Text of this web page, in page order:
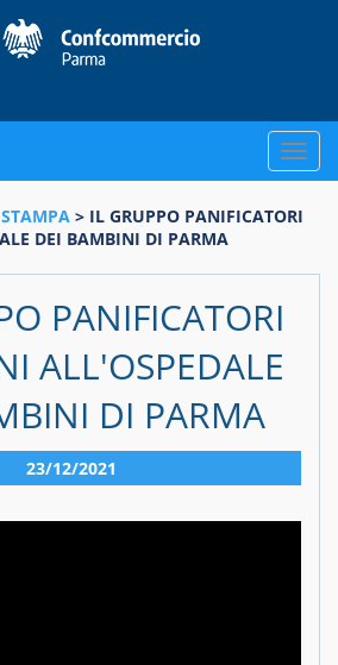
Toggle
> IL GRUPPO PANIFICATORI
DEI BAMBINI DI PARMA
PANIFICATORI
ALL'OSPEDALE
DI PARMA
23/12/2021